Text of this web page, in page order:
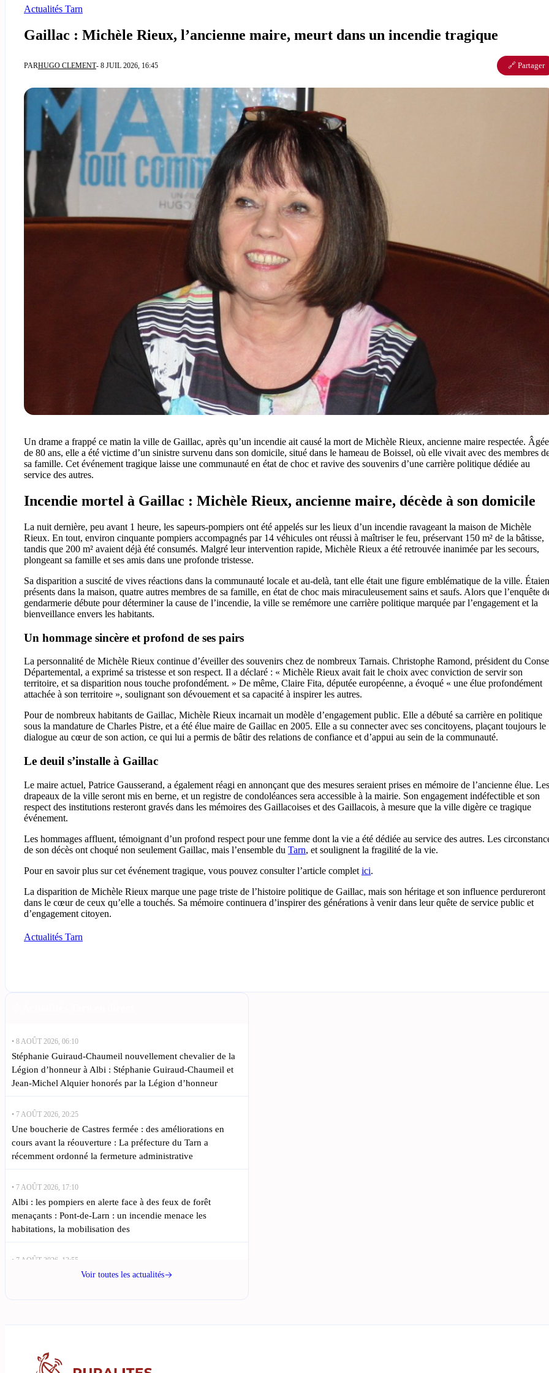
Actualités Tarn
Gaillac : Michèle Rieux, l’ancienne maire, meurt dans un incendie tragique
PARHUGO CLEMENT- 8 JUIL 2026, 16:45 🔗 Partager
Un drame a frappé ce matin la ville de Gaillac, après qu’un incendie ait causé la mort de Michèle Rieux, ancienne maire respectée. Âgée
de 80 ans, elle a été victime d’un sinistre survenu dans son domicile, situé dans le hameau de Boissel, où elle vivait avec des membres
sa famille. Cet événement tragique laisse une communauté en état de choc et ravive des souvenirs d’une carrière politique dédiée au
service des autres.
Incendie mortel à Gaillac : Michèle Rieux, ancienne maire, décède à son domicile
La nuit dernière, peu avant 1 heure, les sapeurs-pompiers ont été appelés sur les lieux d’un incendie ravageant la maison de Michèle
Rieux. En tout, environ cinquante pompiers accompagnés par 14 véhicules ont réussi à maîtriser le feu, préservant 150 m² de la bâtisse,
tandis que 200 m² avaient déjà été consumés. Malgré leur intervention rapide, Michèle Rieux a été retrouvée inanimée par les secours,
plongeant sa famille et ses amis dans une profonde tristesse.
Sa disparition a suscité de vives réactions dans la communauté locale et au-delà, tant elle était une figure emblématique de la ville.
présents dans la maison, quatre autres membres de sa famille, en état de choc mais miraculeusement sains et saufs. Alors que l’enquête
gendarmerie débute pour déterminer la cause de l’incendie, la ville se remémore une carrière politique marquée par l’engagement et la
bienveillance envers les habitants.
Un hommage sincère et profond de ses pairs
La personnalité de Michèle Rieux continue d’éveiller des souvenirs chez de nombreux Tarnais. Christophe Ramond, président du
Départemental, a exprimé sa tristesse et son respect. Il a déclaré : « Michèle Rieux avait fait le choix avec conviction de servir son
territoire, et sa disparition nous touche profondément. » De même, Claire Fita, députée européenne, a évoqué « une élue profondément
attachée à son territoire », soulignant son dévouement et sa capacité à inspirer les autres.
Pour de nombreux habitants de Gaillac, Michèle Rieux incarnait un modèle d’engagement public. Elle a débuté sa carrière en politique
sous la mandature de Charles Pistre, et a été élue maire de Gaillac en 2005. Elle a su connecter avec ses concitoyens, plaçant toujours le
dialogue au cœur de son action, ce qui lui a permis de bâtir des relations de confiance et d’appui au sein de la communauté.
Le deuil s’installe à Gaillac
Le maire actuel, Patrice Gausserand, a également réagi en annonçant que des mesures seraient prises en mémoire de l’ancienne élue. Les
drapeaux de la ville seront mis en berne, et un registre de condoléances sera accessible à la mairie. Son engagement indéfectible et son
respect des institutions resteront gravés dans les mémoires des Gaillacoises et des Gaillacois, à mesure que la ville digère ce tragique
événement.
Les hommages affluent, témoignant d’un profond respect pour une femme dont la vie a été dédiée au service des autres. Les
de son décès ont choqué non seulement Gaillac, mais l’ensemble du Tarn, et soulignent la fragilité de la vie.
Pour en savoir plus sur cet événement tragique, vous pouvez consulter l’article complet ici.
La disparition de Michèle Rieux marque une page triste de l’histoire politique de Gaillac, mais son héritage et son influence perdureront
dans le cœur de ceux qu’elle a touchés. Sa mémoire continuera d’inspirer des générations à venir dans leur quête de service public et
d’engagement citoyen.
Actualités Tarn
• 8 AOÛT 2026, 06:10
Stéphanie Guiraud-Chaumeil nouvellement chevalier de la
Légion d’honneur à Albi : Stéphanie Guiraud-Chaumeil et
Jean-Michel Alquier honorés par la Légion d’honneur
• 7 AOÛT 2026, 20:25
Une boucherie de Castres fermée : des améliorations en
cours avant la réouverture : La préfecture du Tarn a
récemment ordonné la fermeture administrative
• 7 AOÛT 2026, 17:10
Albi : les pompiers en alerte face à des feux de forêt
menaçants : Pont-de-Larn : un incendie menace les
habitations, la mobilisation des
• 7 AOÛT 2026, 13:55
Gaillac : une exposition alliant peinture et terre à découvrir :
passionnés de modélisme ferroviaire
Voir toutes les actualités